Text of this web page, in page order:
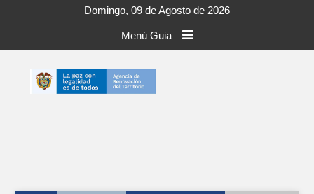
Domingo, 09 de Agosto de 2026
Menú Guia